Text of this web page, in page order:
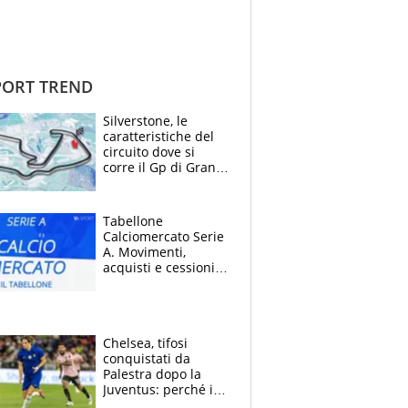
TREND
Silverstone, le
caratteristiche del
circuito dove si
corre il Gp di Gran
Tabellone
Calciomercato Serie
A. Movimenti,
acquisti e cessioni:
Chelsea, tifosi
conquistati da
Palestra dopo la
Juventus: perché i